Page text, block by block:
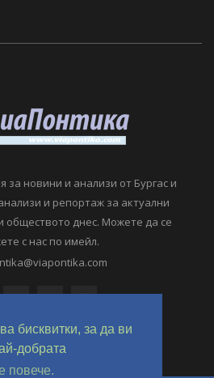
бисквитки, за да ви
добрата
повече.
за новини и анализи от Бургас и
и репортаж за актуални
обществото днес. Можете да се
с нас по имейл.